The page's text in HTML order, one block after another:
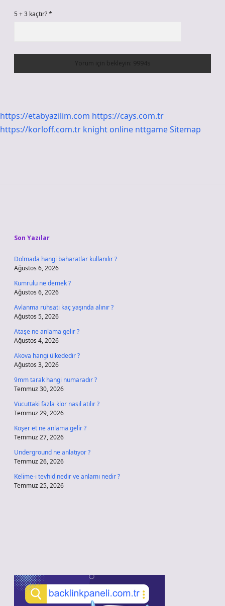
5 + 3 kaçtır?*
https://etabyazilim.com https://cays.com.tr
https://korloff.com.tr knight online nttgameSitemap
Son Yazılar
Dolmada hangi baharatlar kullanılır ?
Ağustos 6, 2026
Kumrulu ne demek ?
Ağustos 6, 2026
Avlanma ruhsatı kaç yaşında alınır ?
Ağustos 5, 2026
Ataşe ne anlama gelir ?
Ağustos 4, 2026
Akova hangi ülkededir ?
Ağustos 3, 2026
9mm tarak hangi numaradır ?
Temmuz 30, 2026
Vücuttaki fazla klor nasıl atılır ?
Temmuz 29, 2026
Koşer et ne anlama gelir ?
Temmuz 27, 2026
Underground ne anlatıyor ?
Temmuz 26, 2026
Kelime-i tevhid nedir ve anlamı nedir ?
Temmuz 25, 2026